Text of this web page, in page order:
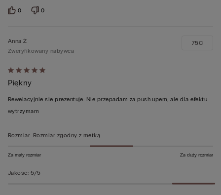
0 0
Ocena
5
z
Anna Ż
Zweryfikowany nabywca
Piękny
Rewelacyjnie sie prezentuje. Nie przepadam za push upem, ale dla efektu
wytrzymam
75C
Rozmiar: Rozmiar zgodny z metką
Za mały rozmiar Za duży rozmiar
Jakość: 5/5